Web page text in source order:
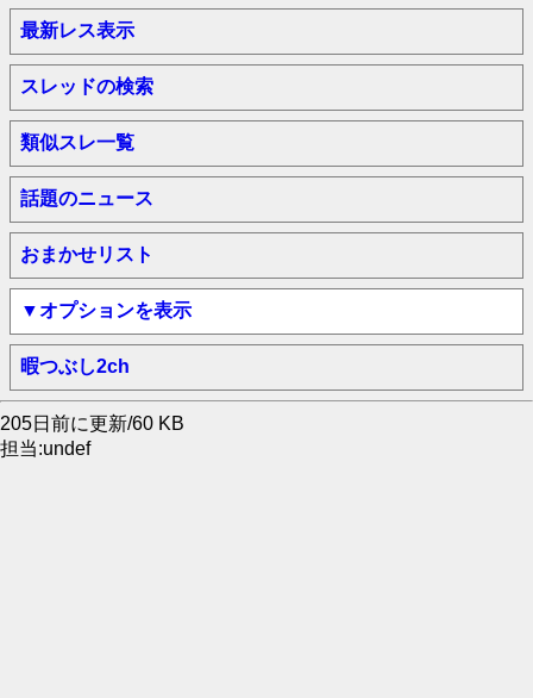
最新レス表示
スレッドの検索
類似スレ一覧
話題のニュース
おまかせリスト
▼オプションを表示
暇つぶし2ch
205日前に更新/60 KB
担当:undef